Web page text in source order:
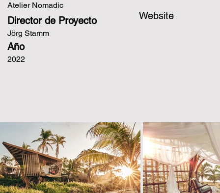
Atelier Nomadic
Director de Proyecto
Jörg Stamm
Website
Año
2022